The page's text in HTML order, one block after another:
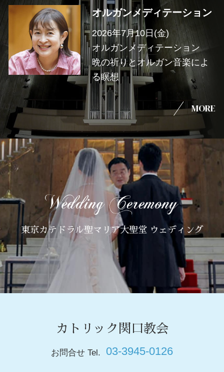
オルガンメディテーション
2026年7月10日(金)
オルガンメディテーション
晩の祈りとオルガン音楽によ
る瞑想
MORE
東京カテドラル聖マリア大聖堂 ウェディング
カトリック関口教会
お問合せ Tel. 03-3945-0126